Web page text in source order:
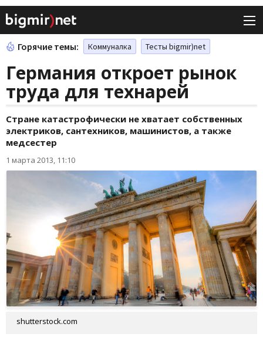
Горячие темы: Коммуналка Тесты bigmir)net
Германия откроет рынок
труда для технарей
Стране катастрофически не хватает собственных
электриков, сантехников, машинистов, а также
медсестер
1 марта 2013, 11:10
shutterstock.com